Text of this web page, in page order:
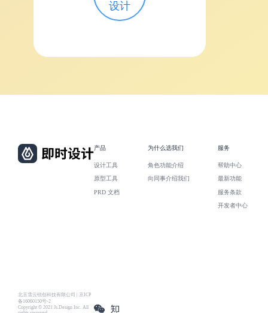
设计
北京雪云锐创科技有限公司 | 京ICP
备16060150号-2
Copyright © 2021 Js.Design Inc. All
产品
设计工具
原型工具
PRD 文档
为什么选我们
角色功能介绍
向同事介绍我们
服务
帮助中心
最新功能
服务条款
开发者中心